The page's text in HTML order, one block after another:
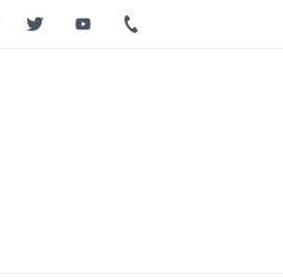
LinkedinTwitter Youtube